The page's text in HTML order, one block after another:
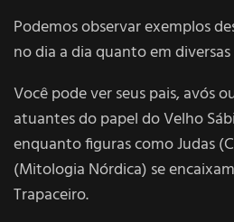
Podemos observar exemplos
no dia a dia quanto em
Você pode ver seus pais, avós
atuantes do papel do Velho
enquanto figuras como Judas
(Mitologia Nórdica) se
Trapaceiro.